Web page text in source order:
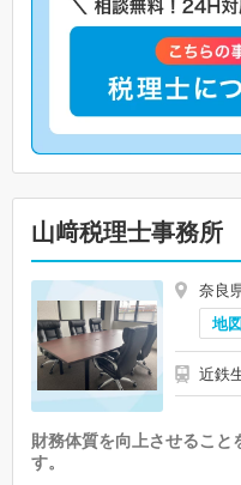
山﨑税理士事務所
奈良
地図
近鉄
財務体質を向上させるこ
す。